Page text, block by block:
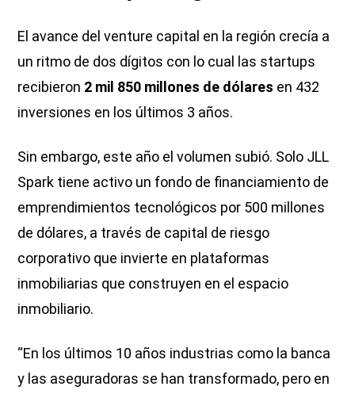
El avance del venture capital en la región crecía a
un ritmo de dos dígitos con lo cual las startups
recibieron 2 mil 850 millones de dólares en 432
inversiones en los últimos 3 años.
Sin embargo, este año el volumen subió. Solo JLL
Spark tiene activo un fondo de financiamiento de
emprendimientos tecnológicos por 500 millones
de dólares, a través de capital de riesgo
corporativo que invierte en plataformas
inmobiliarias que construyen en el espacio
inmobiliario.
“En los últimos 10 años industrias como la banca
y las aseguradoras se han transformado, pero en